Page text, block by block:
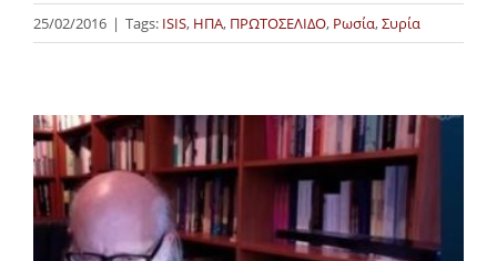
25/02/2016 | Tags: ISIS, ΗΠΑ, ΠΡΩΤΟΣΕΛΙΔΟ, Ρωσία,Συρία